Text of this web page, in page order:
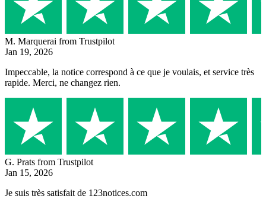
M. Marquerai from Trustpilot
Jan 19, 2026
Impeccable, la notice correspond à ce que je voulais, et service très
rapide. Merci, ne changez rien.
G. Prats from Trustpilot
Jan 15, 2026
Je suis très satisfait de 123notices.com